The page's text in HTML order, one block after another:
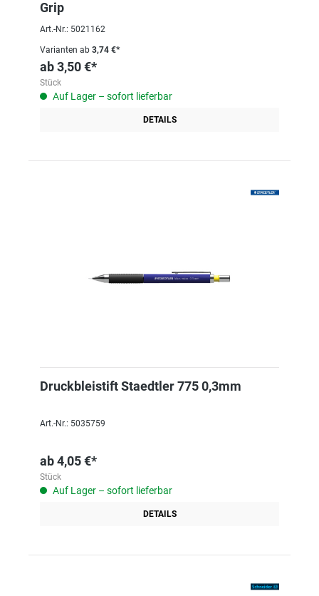
Grip
Art.-Nr.: 5021162
Varianten ab 3,74 €*
ab3,50 €*
Stück
Auf Lager – sofort lieferbar
DETAILS
Druckbleistift Staedtler 775 0,3mm
Art.-Nr.: 5035759
ab4,05 €*
Stück
Auf Lager – sofort lieferbar
DETAILS